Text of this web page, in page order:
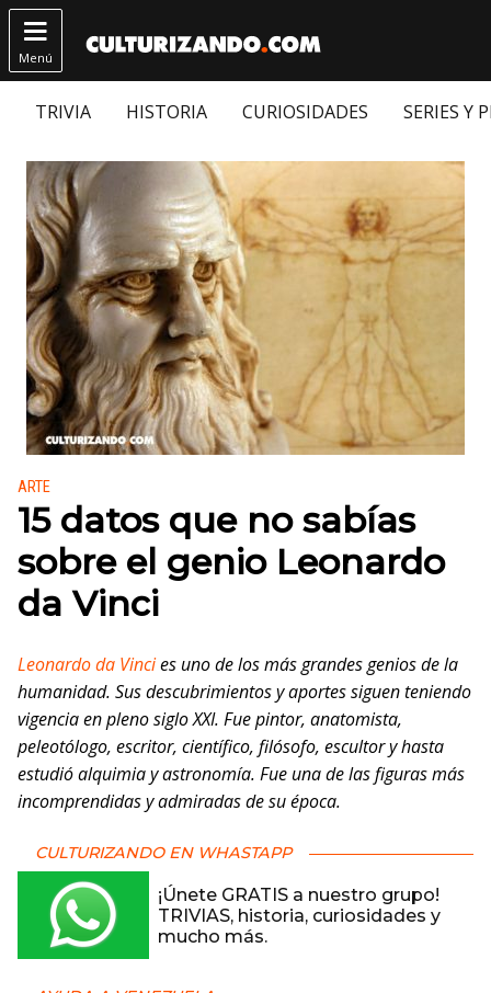

Menú
TRIVIA HISTORIA CURIOSIDADES SERIES Y
Publicado en:
ARTE
15 datos que no sabías
sobre el genio Leonardo
da Vinci
Leonardo da Vincies uno de los más grandes genios de la
humanidad. Sus descubrimientos y aportes siguen teniendo
vigencia en pleno siglo XXI. Fue pintor, anatomista,
peleotólogo, escritor, científico, filósofo, escultor y hasta
estudió alquimia y astronomía. Fue una de las figuras más
incomprendidas y admiradas de su época.
CULTURIZANDO EN WHASTAPP
¡Únete GRATIS a nuestro grupo!
TRIVIAS, historia, curiosidades y
mucho más.